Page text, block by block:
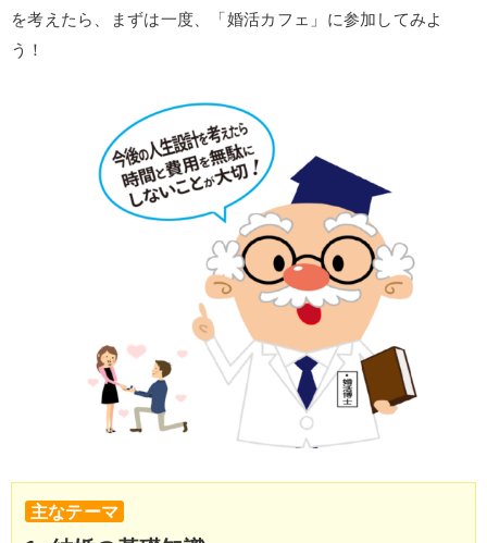
を考えたら、まずは一度、「婚活カフェ」に参加してみよ
う！
主なテーマ